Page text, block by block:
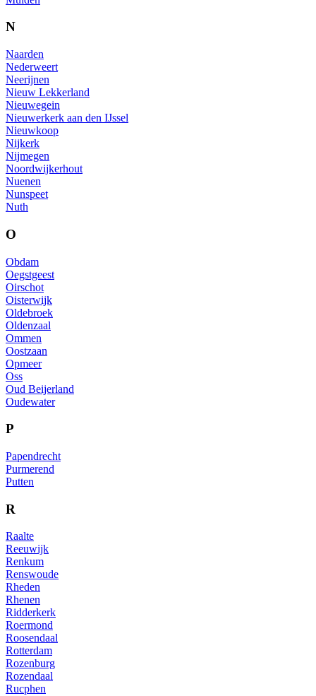
N
Naarden
Nederweert
Neerijnen
Nieuw Lekkerland
Nieuwegein
Nieuwerkerk aan den IJssel
Nieuwkoop
Nijkerk
Nijmegen
Noordwijkerhout
Nuenen
Nunspeet
Nuth
O
Obdam
Oegstgeest
Oirschot
Oisterwijk
Oldebroek
Oldenzaal
Ommen
Oostzaan
Opmeer
Oss
Oud Beijerland
Oudewater
P
Papendrecht
Purmerend
Putten
R
Raalte
Reeuwijk
Renkum
Renswoude
Rheden
Rhenen
Ridderkerk
Roermond
Roosendaal
Rotterdam
Rozenburg
Rozendaal
Rucphen